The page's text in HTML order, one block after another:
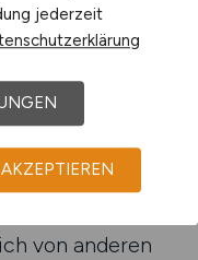
betrachtet, wie
ihre
Jede
hinsichtlich
und
von anderen
jederzeit